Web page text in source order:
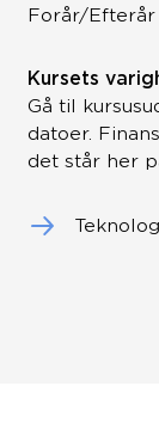
Forår/Efterår
Kursets
Gå til
datoer.
det står her